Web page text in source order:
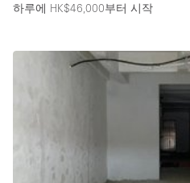
공간 기능
Air Conditioning
Animals Friendly
Car Display
하루에 HK$46,000부터 시작